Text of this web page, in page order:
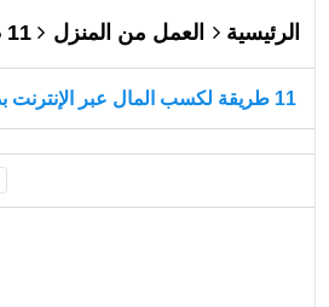
الرئيسية العمل من المنزل 11 طريقة لكسب المال عبر الإنترنت بدون استثمار
11 طريقة لكسب المال عبر الإنترنت بدون استثمار